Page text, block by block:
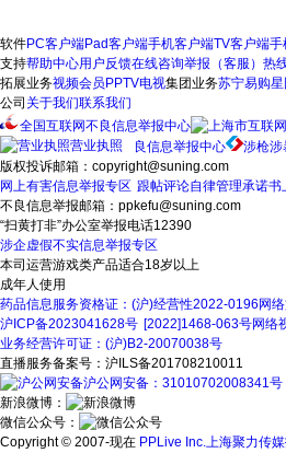
软件PC客户端Pad客户端手机客户端TV客户端手
支持帮助中心用户反馈在线咨询举报（客服）热
拓展业务视频会员 PPTV电视集团业务苏宁易购
公司 关于我们联系我们
全国互联网不良信息举报中心
良信息举报中心
涉枪涉
营业执照
版权投诉邮箱：copyright@suning.com
跟帖评论自律管理承诺书
网上有害信息举报专区
不良信息举报邮箱：ppkefu@suning.com
“扫黄打非”办公室举报电话12390
涉企虚假不实信息举报专区
本司运营游戏类产品适合18岁以上
成年人使用
药品信息服务资格证：(沪)经营性2022-0196 网
[2022]1468-063号
沪ICP备2023041628号 网络
业务经营许可证：(沪)B2-20070038号
直播服务备案号：沪ILS备201708210011
沪公网安备：31010702008341号
新浪微博：
微信公众号：
Copyright © 2007-现在 PPLive Inc.上海聚力传